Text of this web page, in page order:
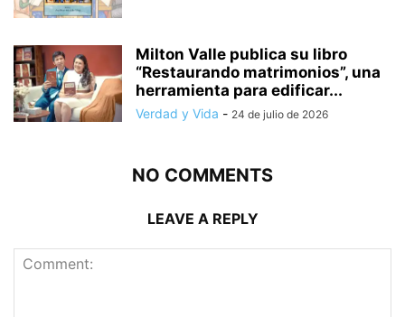
Milton Valle publica su libro
“Restaurando matrimonios”, una
herramienta para edificar...
Verdad y Vida - 24 de julio de 2026
NO COMMENTS
LEAVE A REPLY